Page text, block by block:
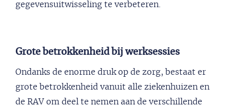
gegevensuitwisseling te verbeteren.
Grote betrokkenheid bij werksessies
Ondanks de enorme druk op de zorg, bestaat er
grote betrokkenheid vanuit alle ziekenhuizen en
de RAV om deel te nemen aan de verschillende